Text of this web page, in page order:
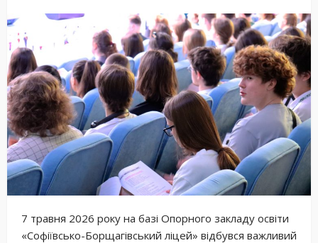
7 травня 2026 року на базі Опорного закладу освіти
«Софіївсько-Борщагівський ліцей» відбувся важливий